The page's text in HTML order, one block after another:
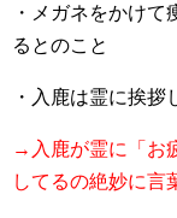
・メガネをかけ
るとのこと
・入鹿は霊に挨
→入鹿が霊に「お
してるの絶妙に言